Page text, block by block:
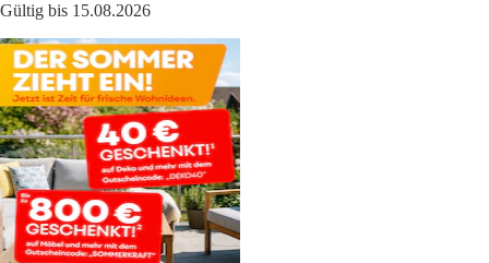
Gültig bis 15.08.2026